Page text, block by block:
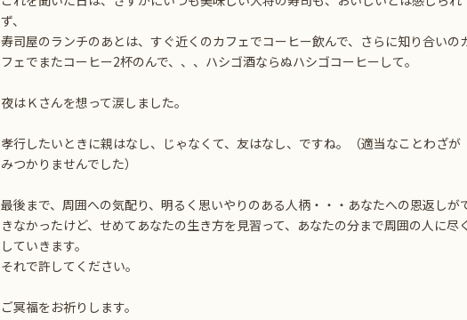
ず、
寿司屋のランチのあとは、すぐ近くのカフェでコーヒー飲んで、さらに知り合いの
フェでまたコーヒー2杯のんで、、、ハシゴ酒ならぬハシゴコーヒーして。
夜はＫさんを想って涙しました。
孝行したいときに親はなし、じゃなくて、友はなし、ですね。（適当なことわざが
みつかりませんでした）
最後まで、周囲への気配り、明るく思いやりのある人柄・・・あなたへの恩返しが
きなかったけど、せめてあなたの生き方を見習って、あなたの分まで周囲の人に尽
していきます。
それで許してください。
ご冥福をお祈りします。